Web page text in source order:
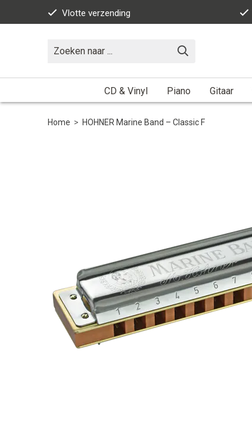
Vlotte verzending
CD & Vinyl Piano Gitaar
Home > HOHNER Marine Band – Classic F